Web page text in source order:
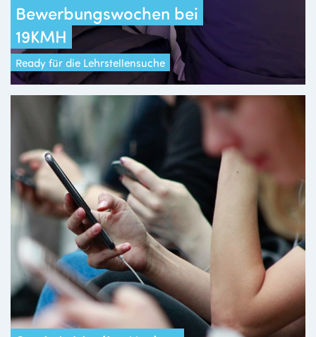
Bewerbungswochen bei
19KMH
Ready für die Lehrstellensuche